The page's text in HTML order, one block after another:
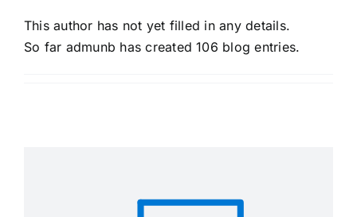
This author has not yet filled in any details.
So far admunb has created 106 blog entries.